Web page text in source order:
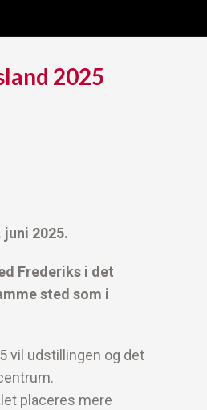
2025
juni 2025.
Frederiks i det
sted som i
vil udstillingen og det
placeres mere